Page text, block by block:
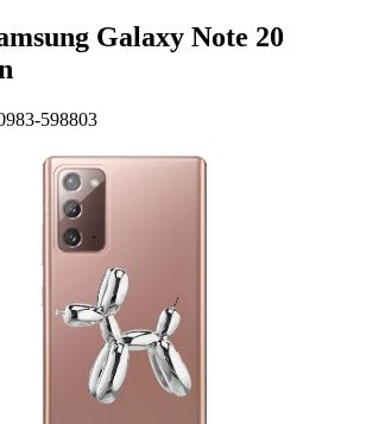
Galaxy Note 20
598803